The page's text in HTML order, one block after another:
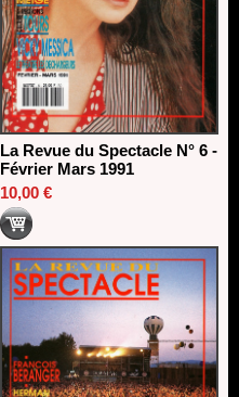
La Revue du Spectacle N° 6 -
Février Mars 1991
10,00 €